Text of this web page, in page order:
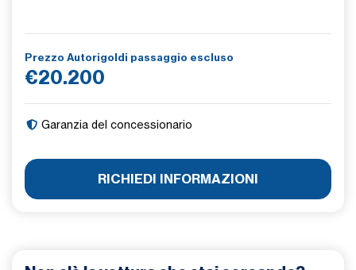
Prezzo Autorigoldi passaggio escluso
€20.200
Garanzia del concessionario
RICHIEDI INFORMAZIONI